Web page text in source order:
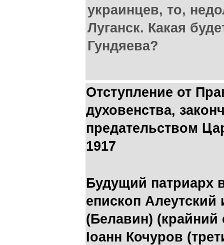
украинцев, то,
Луганск. Какая
Гундяева?
Отступление от
духовенства,
предательством
1917
Будущий патриарх
епископ
(Белавин)
Іоанн Кочуров